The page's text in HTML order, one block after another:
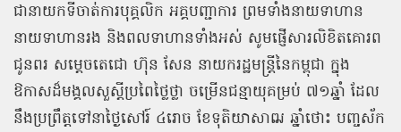
ជានាយកទីចាត់ការបុគ្គលិក អគ្គបញ្ជាការ ព្រមទាំងនាយទាហាន
នាយទាហានរង និងពលទាហានទាំងអស់ សូមផ្ញើសារលិខិតគោរព
ជូនពរ សម្ដេចតេជោ ហ៊ុន សែន នាយករដ្ឋមន្ត្រីនៃកម្ពុជា ក្នុង
ឱកាសដ៏មង្គលសួស្ដីប្រពៃថ្លៃថ្លា ចម្រើនជន្មាយុគម្រប់ ៧១ឆ្នាំ ដែល
នឹងប្រព្រឹត្តទៅនាថ្ងៃសៅរ៍ ៤រោច ខែទុតិយាសាឍ ឆ្នាំថោះ បញ្ចស័ក